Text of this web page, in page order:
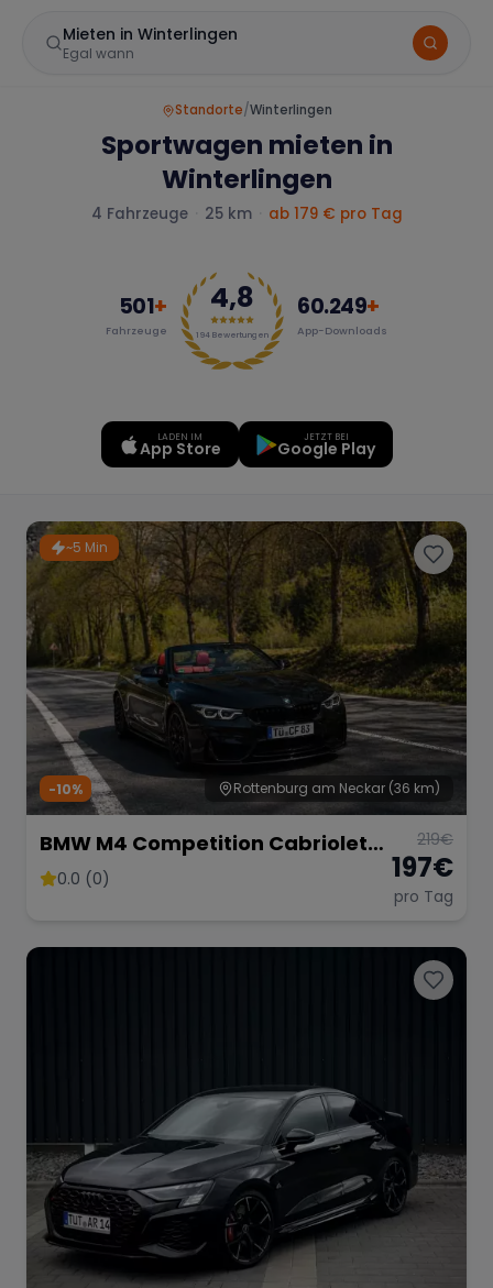
Mieten in Winterlingen
Egal wann
Marke
Porsche Lamborghini Ferrari
McLaren Ford Jaguar
Tesla Chevrolet Dodge
Bentley Rolls Royce Aston Martin
Maserati
Wann
Zeitraum wählen
Standorte/Winterlingen
Sportwagen mieten in
Winterlingen
4 Fahrzeuge 25 km ab 179€ pro Tag
501+
Fahrzeuge
4,8
194Bewertungen
60.249+
App-Downloads
LADEN IM
App Store
JETZT BEI
Google Play
~5 Min
Rottenburg am Neckar (36 km)
-10%
BMW M4 Competition Cabriolet
Vor Opf!!!
0.0 (0)
219€
197€
pro Tag